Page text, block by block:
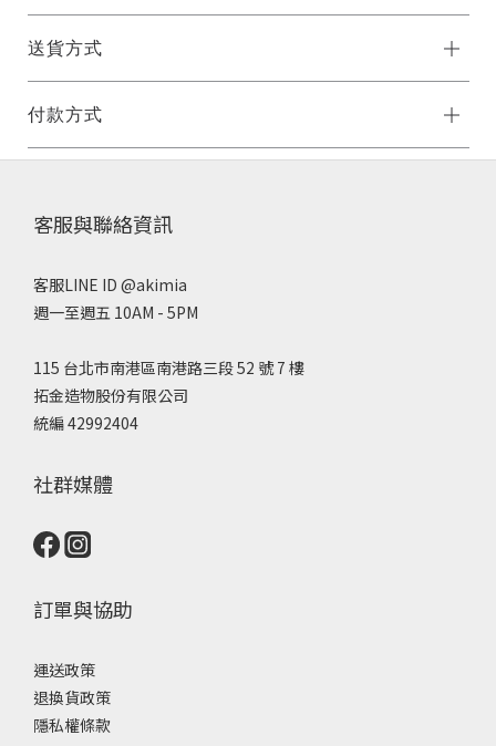
送貨方式
付款方式
客服與聯絡資訊
客服LINE ID @akimia
週一至週五 10AM - 5PM
115 台北市南港區南港路三段 52 號 7 樓
拓金造物股份有限公司
統編 42992404
社群媒體
訂單與協助
運送政策
退換貨政策
隱私權條款